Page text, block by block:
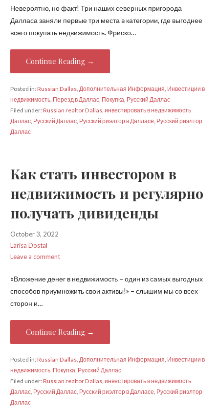
Невероятно, но факт! Три наших северных пригорода
Далласа заняли первые три места в категории, где выгоднее
всего покупать недвижимость. Фриско…
Continue Reading →
Posted in:Russian Dallas, Дополнительная Информация, Инвестиции в
недвижимость, Перезд в Даллас, Покупка, Русский Даллас
Filed under:Russian realtor Dallas, инвестировать в недвижимость
Даллас, Русский Даллас, Русский риэлтор в Далласе, Русский риэлтор
Даллас
Как стать инвестором в
недвижимость и регулярно
получать дивиденды
October 3, 2022
Larisa Dostal
Leave a comment
«Вложение денег в недвижимость – один из самых выгодных
способов приумножить свои активы!» – слышим мы со всех
сторон и…
Continue Reading →
Posted in:Russian Dallas, Дополнительная Информация, Инвестиции в
недвижимость, Покупка, Русский Даллас
Filed under:Russian realtor Dallas, инвестировать в недвижимость
Даллас, Русский Даллас, Русский риэлтор в Далласе, Русский риэлтор
Даллас